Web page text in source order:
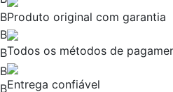
Produto original com garantia
Todos os métodos de
Entrega confiável